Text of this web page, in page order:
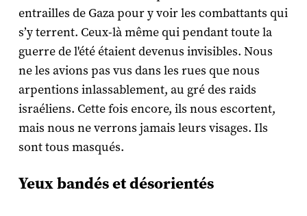
entrailles de Gaza pour y voir les combattants qui
s’y terrent. Ceux-là même qui pendant toute la
guerre de l'été étaient devenus invisibles. Nous
ne les avions pas vus dans les rues que nous
arpentions inlassablement, au gré des raids
israéliens. Cette fois encore, ils nous escortent,
mais nous ne verrons jamais leurs visages. Ils
sont tous masqués.
Yeux bandés et désorientés